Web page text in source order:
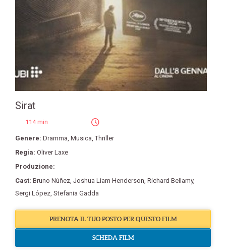
Sirat
114 min
Genere: Dramma, Musica,Thriller
Regia: Oliver Laxe
Produzione:
Cast: Bruno Núñez, Joshua Liam Henderson, Richard Bellamy,
Sergi López, Stefania Gadda
PRENOTA IL TUO POSTO PER QUESTO FILM
SCHEDA FILM